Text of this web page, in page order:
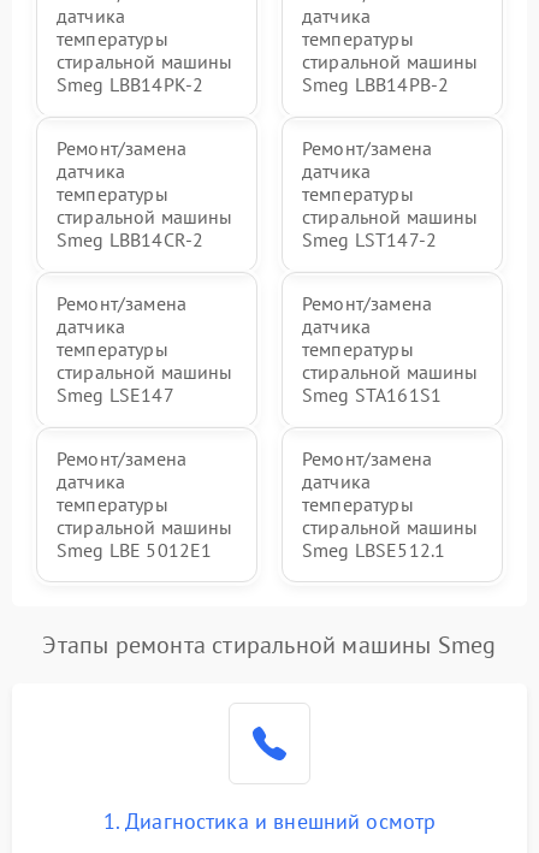
датчика
температуры
стиральной машины
Smeg LBB14PK-2
датчика
температуры
стиральной машины
Smeg LBB14PB-2
Ремонт/замена
датчика
температуры
стиральной машины
Smeg LBB14CR-2
Ремонт/замена
датчика
температуры
стиральной машины
Smeg LST147-2
Ремонт/замена
датчика
температуры
стиральной машины
Smeg LSE147
Ремонт/замена
датчика
температуры
стиральной машины
Smeg STA161S1
Ремонт/замена
датчика
температуры
стиральной машины
Smeg LBE 5012E1
Ремонт/замена
датчика
температуры
стиральной машины
Smeg LBSE512.1
Этапы ремонта стиральной машины Smeg
1. Диагностика и внешний осмотр